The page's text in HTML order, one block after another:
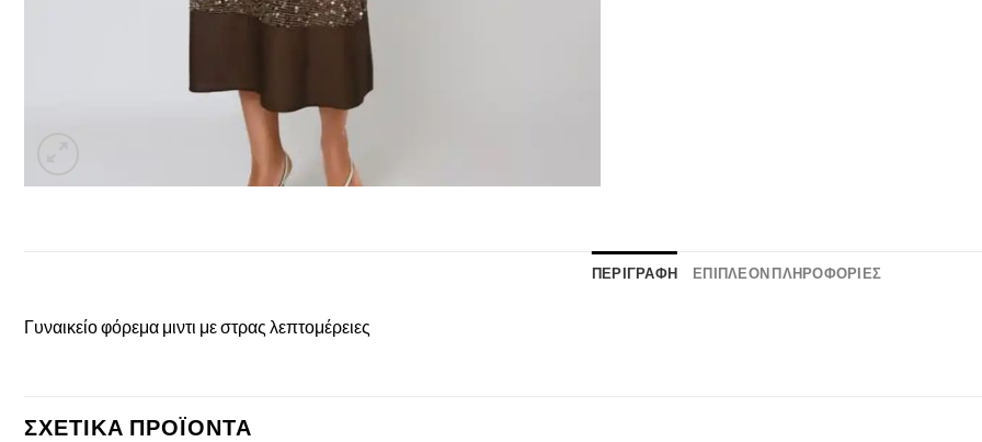
ΠΕΡΙΓΡΑΦΉ ΕΠΙΠΛΈΟΝ ΠΛΗΡΟΦΟΡΊΕΣ
Γυναικείο φόρεμα μιντι με στρας λεπτομέρειες
ΣΧΕΤΙΚΆ ΠΡΟΪΌΝΤΑ